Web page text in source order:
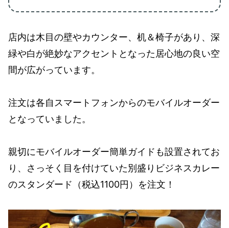
店内は木目の壁やカウンター、机＆椅子があり、深
緑や白が絶妙なアクセントとなった居心地の良い空
間が広がっています。
注文は各自スマートフォンからのモバイルオーダー
となっていました。
親切にモバイルオーダー簡単ガイドも設置されてお
り、さっそく目を付けていた別盛りビジネスカレー
のスタンダード（税込1100円）を注文！